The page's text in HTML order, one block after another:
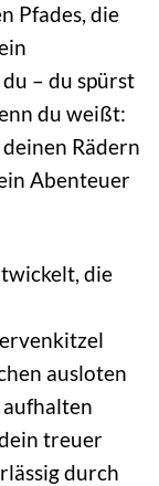
Pfades, die
– du spürst
du weißt:
Rädern
Abenteuer
die
ausloten
treuer
durch